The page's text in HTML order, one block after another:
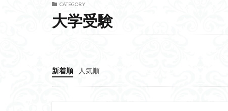
CATEGORY
大学受験
新着順 人気順